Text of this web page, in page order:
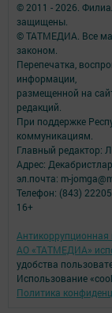
© 2011 - 2026.
защищены.
© ТАТМЕДИА. Все
законом.
Перепечатка,
информации,
размещенной на
редакций.
При поддержке
коммуникациям.
Главный редактор:
Адрес:
эл.почта: m-
Телефон: (843)
16+
Антикоррупционная
АО «ТАТМЕДИА»
удобства
Использование
Политика